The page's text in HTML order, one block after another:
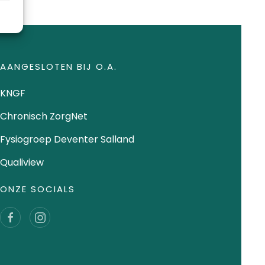
AANGESLOTEN BIJ O.A.
KNGF
Chronisch ZorgNet
Fysiogroep Deventer Salland
Qualiview
ONZE SOCIALS